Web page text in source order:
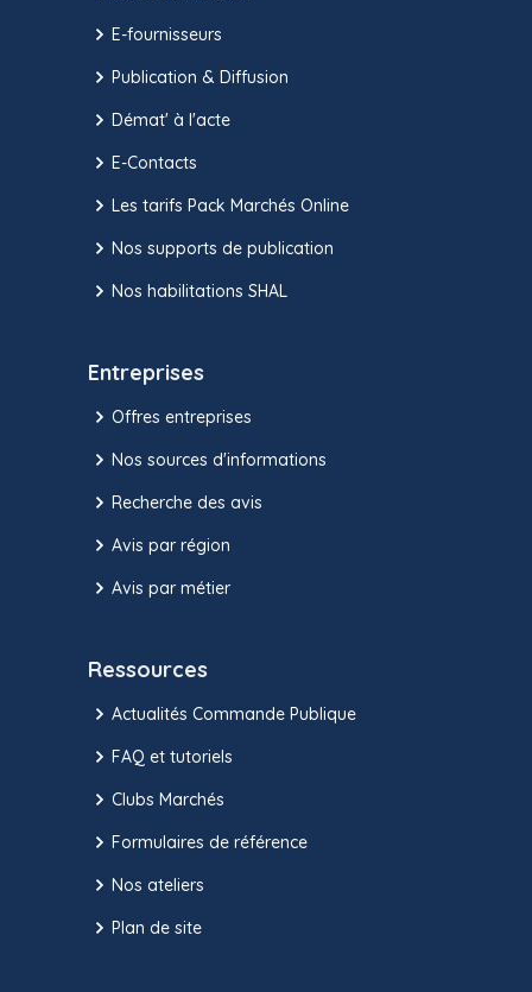
E-fournisseurs
Publication & Diffusion
Démat' à l'acte
E-Contacts
Les tarifs Pack Marchés Online
Nos supports de publication
Nos habilitations SHAL
Entreprises
Offres entreprises
Nos sources d'informations
Recherche des avis
Avis par région
Avis par métier
Ressources
Actualités Commande Publique
FAQ et tutoriels
Clubs Marchés
Formulaires de référence
Nos ateliers
Plan de site